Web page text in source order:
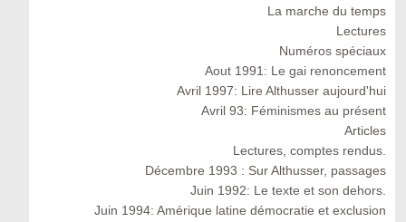
La marche du temps
Lectures
Numéros spéciaux
Aout 1991: Le gai renoncement
Avril 1997: Lire Althusser aujourd'hui
Avril 93: Féminismes au présent
Articles
Lectures, comptes rendus.
Décembre 1993 : Sur Althusser, passages
Juin 1992: Le texte et son dehors.
Juin 1994: Amérique latine démocratie et exclusion